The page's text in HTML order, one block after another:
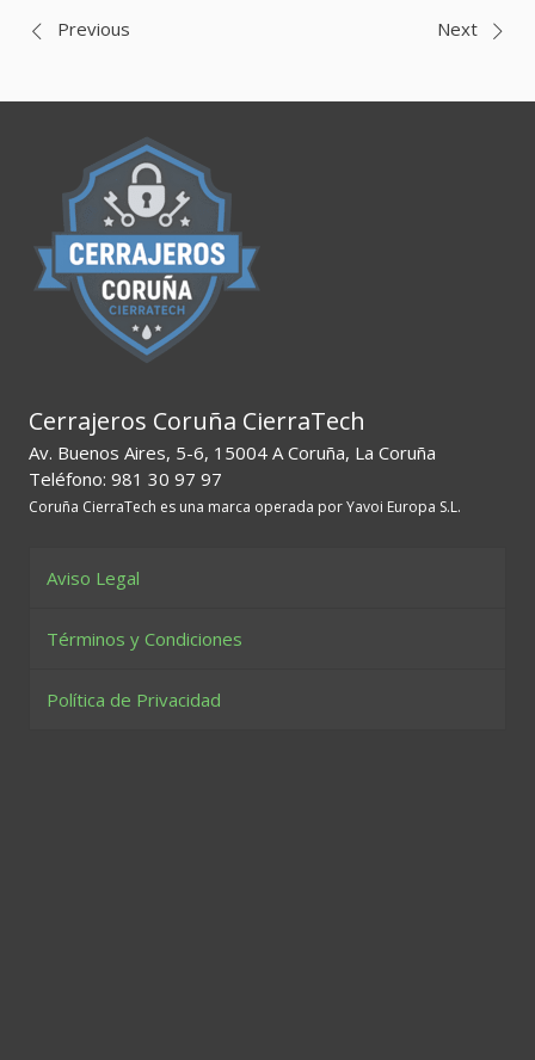
Navegación
de
entradas
Previous Next
Cerrajeros Coruña CierraTech
Av. Buenos Aires, 5-6, 15004 A Coruña, La Coruña
Teléfono: 981 30 97 97
Coruña CierraTech es una marca operada por Yavoi Europa S.L.
Aviso Legal
Términos y Condiciones
Política de Privacidad